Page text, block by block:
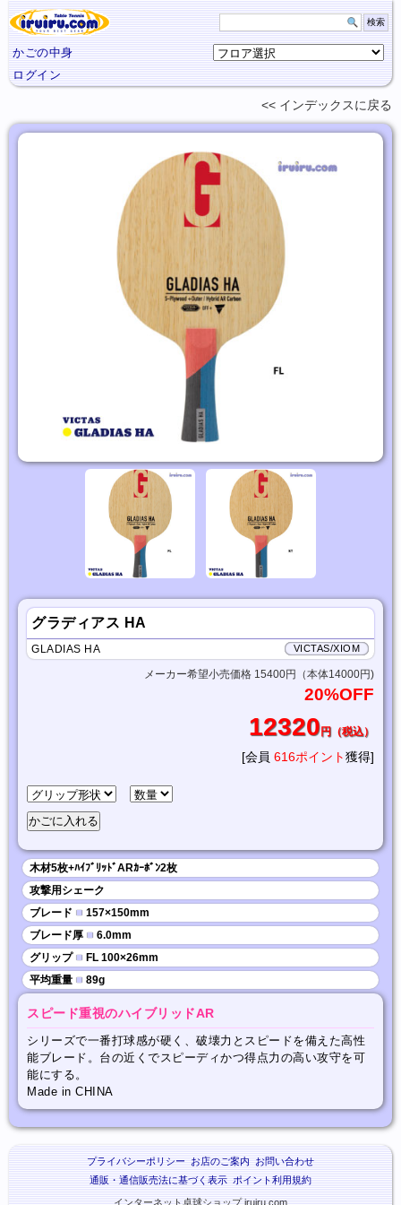
かごの中身
ログイン
インデックスに 戻る
グラディアス HA
VICTAS/XIOM
GLADIAS HA
メーカー希望小売価格 15400円（本体14000円)
20%OFF
12320円（税込）
[会員 616ポイント獲得]
木材5枚+ﾊｲﾌﾞﾘｯﾄﾞARｶｰﾎﾞﾝ2枚
攻撃用シェーク
ブレード ■ 157×150mm
ブレード厚 ■ 6.0mm
グリップ ■ FL 100×26mm
平均重量 ■ 89g
スピード重視のハイブリッドAR
シリーズで一番打球感が硬く、破壊力とスピードを備えた高性
能ブレード。台の近くでスピーディかつ得点力の高い攻守を可
能にする。
Made in CHINA
プライバシーポリシー お店のご案内 お問い合わせ
通販・通信販売法に基づく表示 ポイント利用規約
インターネット卓球ショップ iruiru.com